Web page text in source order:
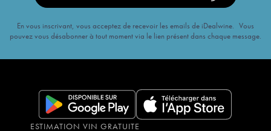
En vous inscrivant, vous acceptez de recevoir les emails de iDealwine. Vous
pouvez vous désabonner à tout moment via le lien présent dans chaque message.
ESTIMATION VIN GRATUITE